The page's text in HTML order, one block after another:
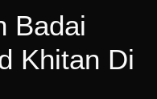
Badai
Khitan Di